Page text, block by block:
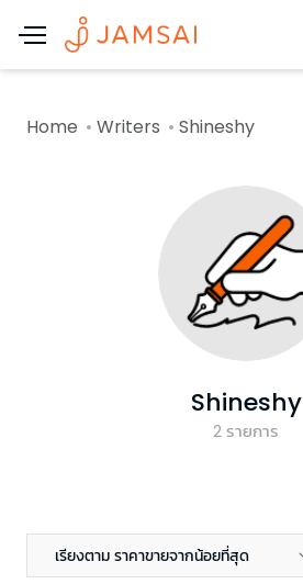
Home Writers Shineshy
Shineshy
2รายการ
เรียงตาม ราคาขายจากน้อยที่สุด